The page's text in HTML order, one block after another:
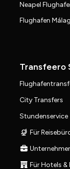
Neapel
Flughafen
Transfeero
City Transfers
Stundenservice
Für
Für Hotels &